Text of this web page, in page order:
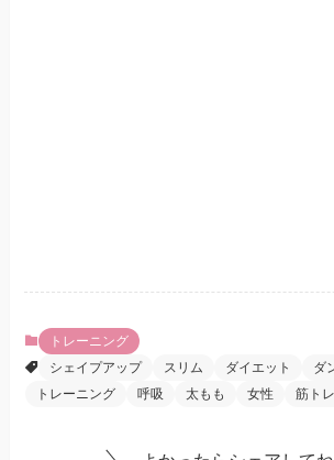
トレーニング
シェイプアップ
スリム ダイエット
ダ
トレーニング
呼吸 太もも 女性 筋トレ